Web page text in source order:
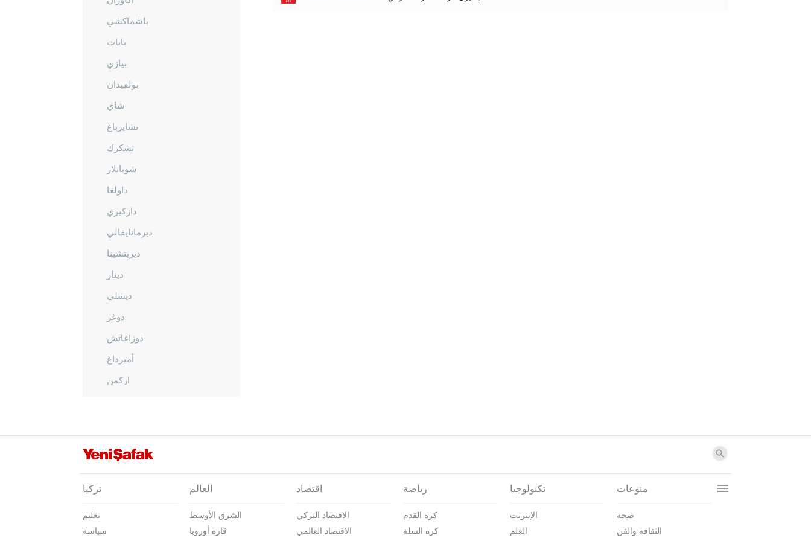
باشماكشي
بايات
بيازي
بولفيدان
شاي
تشايرباغ
تشكرك
شوبانلار
داولغا
دازكيري
ديرمانايفالي
ديريتشينا
دينار
ديشلي
دوغر
دوزاغاتش
أميرداغ
اركمن
غبجالار
تركيا
تعليم
سياسة
العالم
الشرق الأوسط
قارة أوروبا
اقتصاد
الاقتصاد التركي
الاقتصاد العالمي
رياضة
كرة القدم
كرة السلة
تكنولوجيا
الإنترنت
العلم
منوعات
صحة
الثقافة والفن